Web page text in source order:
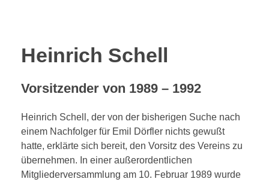
Theatergruppe
DOWNLOAD
WERBUNG VON FIRMEN
Heinrich Schell
Vorsitzender von 1989 – 1992
Heinrich Schell, der von der bisherigen Suche nach
einem Nachfolger für Emil Dörfler nichts gewußt
hatte, erklärte sich bereit, den Vorsitz des Vereins zu
übernehmen. In einer außerordentlichen
Mitgliederversammlung am 10. Februar 1989 wurde